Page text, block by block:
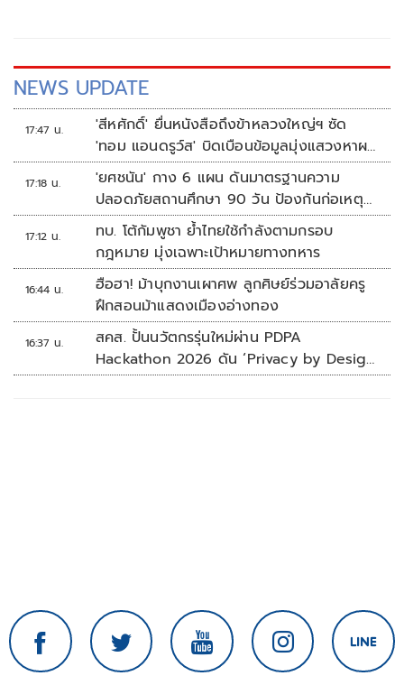
NEWS UPDATE
17:47 น.
'สีหศักดิ์' ยื่นหนังสือถึงข้าหลวงใหญ่ฯ ซัด
'ทอม แอนดรูว์ส' บิดเบือนข้อมูลมุ่งแสวงหาผล
ประโยชน์ทางการเมือง
17:18 น.
'ยศชนัน' กาง 6 แผน ดันมาตรฐานความ
ปลอดภัยสถานศึกษา 90 วัน ป้องกันก่อเหตุ
รุนแรง
17:12 น.
ทบ. โต้กัมพูชา ย้ำไทยใช้กำลังตามกรอบ
กฎหมาย มุ่งเฉพาะเป้าหมายทางทหาร
16:44 น.
ฮือฮา! ม้าบุกงานเผาศพ ลูกศิษย์ร่วมอาลัยครู
ฝึกสอนม้าแสดงเมืองอ่างทอง
16:37 น.
สคส. ปั้นนวัตกรรุ่นใหม่ผ่าน PDPA
Hackathon 2026 ดัน ‘Privacy by Design
for all’ สู่โซลูชันคุ้มครองข้อมูลส่วนบุคคลที่